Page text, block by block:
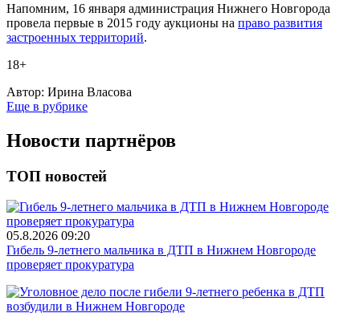
Напомним, 16 января администрация Нижнего Новгорода
провела первые в 2015 году аукционы на право развития
застроенных территорий.
18+
Автор: Ирина Власова
Еще в рубрике
Новости партнёров
ТОП новостей
05.8.2026 09:20
Гибель 9-летнего мальчика в ДТП в Нижнем Новгороде
проверяет прокуратура